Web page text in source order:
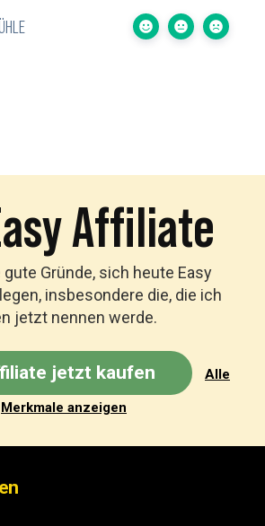
Affiliate
gute Gründe, sich heute Easy
insbesondere die, die ich
jetzt nennen werde.
jetzt kaufen Alle
Merkmale anzeigen